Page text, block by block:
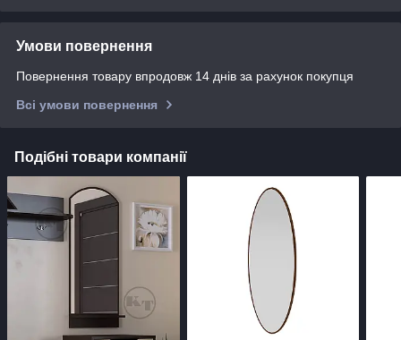
Умови повернення
Повернення товару впродовж 14 днів за рахунок покупця
Всі умови повернення
Подібні товари компанії